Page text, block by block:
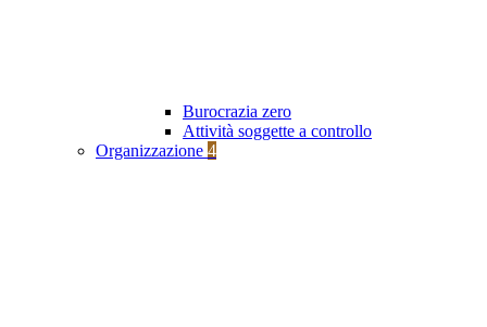
Burocrazia zero
Attività soggette a controllo
Organizzazione 4